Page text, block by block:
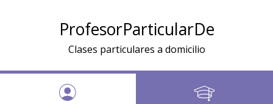
ProfesorParticularDe
Clases particulares a domicilio